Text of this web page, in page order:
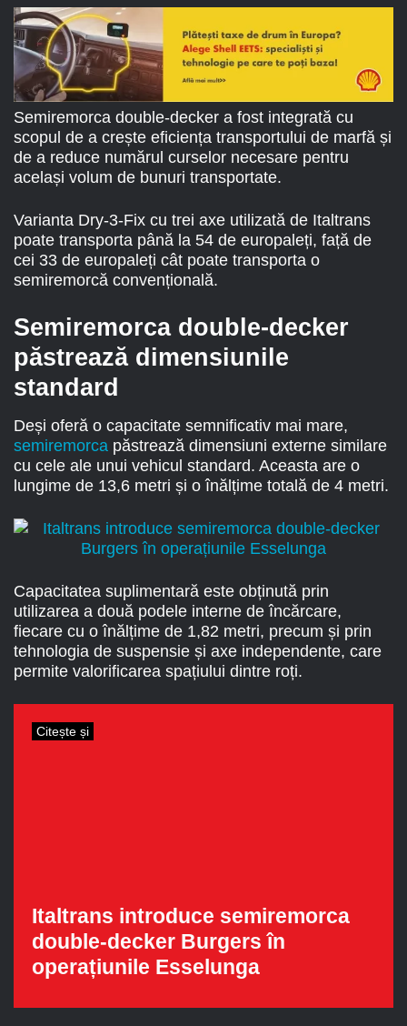
Semiremorca double-decker a fost integrată cu
scopul de a crește eficiența transportului de marfă și
de a reduce numărul curselor necesare pentru
același volum de bunuri transportate.
Varianta Dry-3-Fix cu trei axe utilizată de Italtrans
poate transporta până la 54 de europaleți, față de
cei 33 de europaleți cât poate transporta o
semiremorcă convențională.
Semiremorca double-decker
păstrează dimensiunile
standard
Deși oferă o capacitate semnificativ mai mare,
semiremorca păstrează dimensiuni externe similare
cu cele ale unui vehicul standard. Aceasta are o
lungime de 13,6 metri și o înălțime totală de 4 metri.
Capacitatea suplimentară este obținută prin
utilizarea a două podele interne de încărcare,
fiecare cu o înălțime de 1,82 metri, precum și prin
tehnologia de suspensie și axe independente, care
permite valorificarea spațiului dintre roți.
Citește și
Italtrans introduce semiremorca
double-decker Burgers în
operațiunile Esselunga